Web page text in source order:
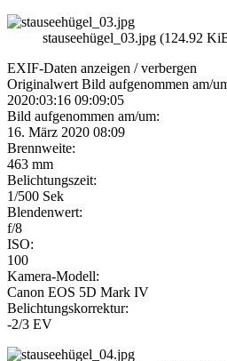
stauseehügel_03.jpg (124.92
EXIF-Daten anzeigen / verbergen
Originalwert Bild aufgenommen am/
2020:03:16 09:09:05
Bild aufgenommen am/um:
16. März 2020 08:09
Brennweite:
463 mm
Belichtungszeit:
1/500 Sek
Blendenwert:
f/8
ISO:
100
Kamera-Modell:
Canon EOS 5D Mark IV
Belichtungskorrektur:
-2/3 EV